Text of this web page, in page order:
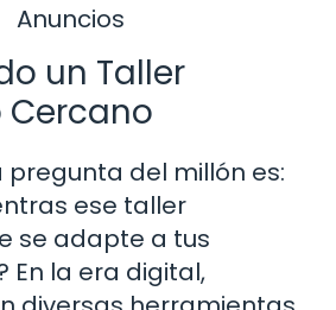
Anuncios
un Taller
pregunta del millón es:
ese taller
se adapte a tus
En la era digital,